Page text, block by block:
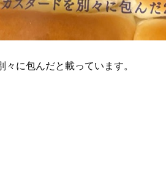
に包んだと載っています。